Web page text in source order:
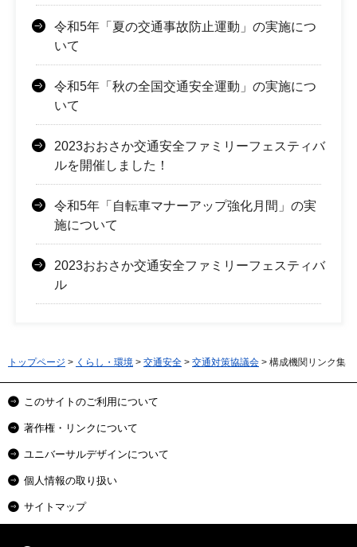
令和5年「夏の交通事故防止運動」の実施につ
いて
令和5年「秋の全国交通安全運動」の実施につ
いて
2023おおさか交通安全ファミリーフェスティバ
ルを開催しました！
令和5年「自転車マナーアップ強化月間」の実
施について
2023おおさか交通安全ファミリーフェスティバ
ル
トップページ > くらし・環境 > 交通安全 > 交通対策協議会 > 構成機関リンク集
このサイトのご利用について
著作権・リンクについて
ユニバーサルデザインについて
個人情報の取り扱い
サイトマップ